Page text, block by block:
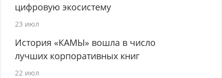
цифровую экосистему
23 июл
История «КАМЫ» вошла в число
лучших корпоративных книг
22 июл